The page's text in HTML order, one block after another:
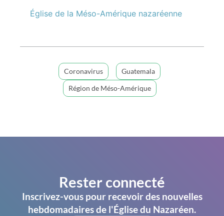
Église de la Méso-Amérique nazaréenne
Coronavirus
Guatemala
Région de Méso-Amérique
Rester connecté
Inscrivez-vous pour recevoir des nouvelles
hebdomadaires de l'Église du Nazaréen.